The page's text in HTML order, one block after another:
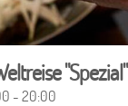
"Spezial"
- 20:00